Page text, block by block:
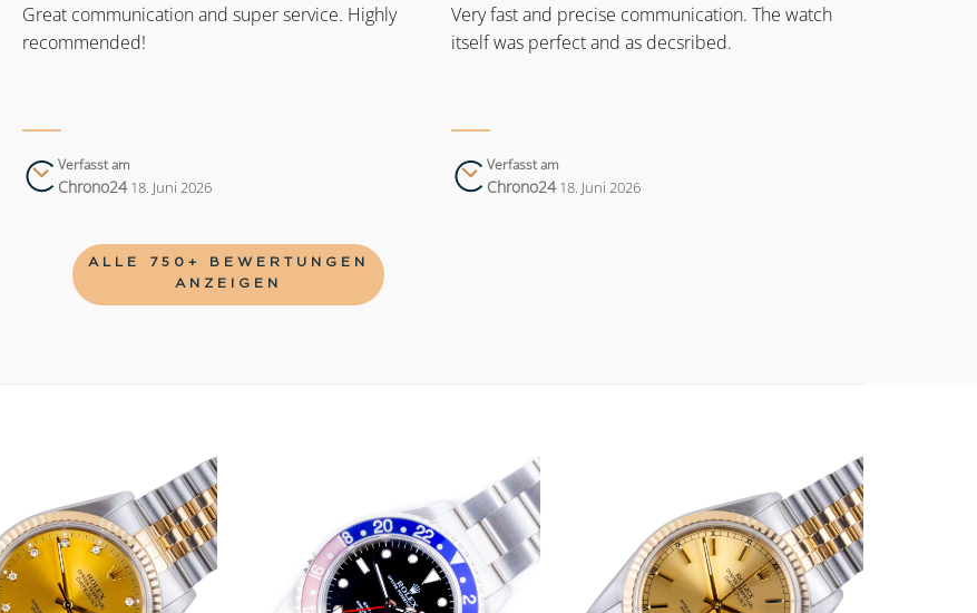
Great communication and super service. Highly
recommended!
Verfasst am
Chrono24 18. Juni 2026
Very fast and precise communication. The watch
itself was perfect and as decsribed.
Verfasst am
Chrono24 18. Juni 2026
ALLE 750+ BEWERTUNGEN
ANZEIGEN
Add to
wishlist
Add to
wishlist
Add to
wishlist